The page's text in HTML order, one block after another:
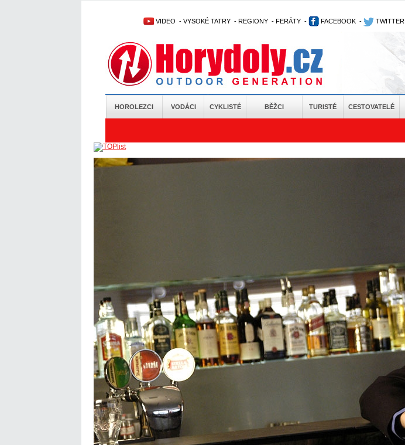
VIDEO - VYSOKÉ TATRY - REGIONY - FERÁTY - FACEBOOK - TWITTER
HOROLEZCI VODÁCI CYKLISTÉ BĚŽCI TURISTÉ CESTOVATELÉ